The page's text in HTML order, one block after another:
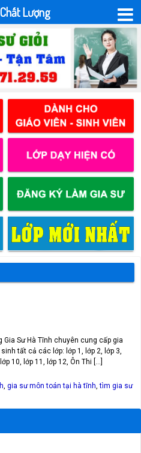
Gia Sư Hà Tĩnh chuyên cung cấp gia
tất cả các lớp: lớp 1, lớp 2, lớp 3,
10, lớp 11, lớp 12, Ôn Thi […]
, gia sư môn toán tại hà tĩnh,tìm gia sư
Lượng